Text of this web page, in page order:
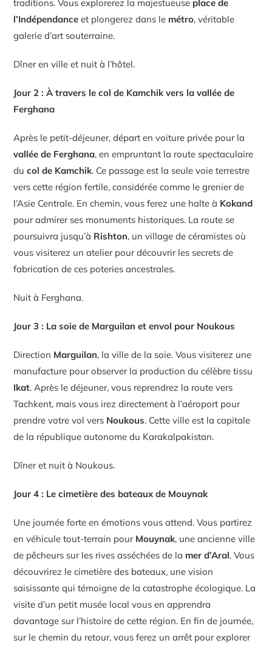
traditions. Vous explorerez la majestueuse place de
l’Indépendance et plongerez dans le métro, véritable
galerie d’art souterraine.
Dîner en ville et nuit à l’hôtel.
Jour 2 : À travers le col de Kamchik vers la vallée de
Ferghana
Après le petit-déjeuner, départ en voiture privée pour la
vallée de Ferghana, en empruntant la route spectaculaire
ducol de Kamchik. Ce passage est la seule voie terrestre
vers cette région fertile, considérée comme le grenier de
l’Asie Centrale. En chemin, vous ferez une halte à Kokand
pour admirer ses monuments historiques. La route se
poursuivra jusqu’à Rishton, un village de céramistes où
vous visiterez un atelier pour découvrir les secrets de
fabrication de ces poteries ancestrales.
Nuit à Ferghana.
Jour 3 : La soie de Marguilan et envol pour Noukous
Direction Marguilan, la ville de la soie. Vous visiterez une
manufacture pour observer la production du célèbre tissu
Ikat. Après le déjeuner, vous reprendrez la route vers
Tachkent, mais vous irez directement à l’aéroport pour
prendre votre vol vers Noukous. Cette ville est la capitale
de la république autonome du Karakalpakistan.
Dîner et nuit à Noukous.
Jour 4 : Le cimetière des bateaux de Mouynak
Une journée forte en émotions vous attend. Vous partirez
en véhicule tout-terrain pour Mouynak, une ancienne ville
de pêcheurs sur les rives asséchées de la mer d’Aral. Vous
découvrirez le cimetière des bateaux, une vision
saisissante qui témoigne de la catastrophe écologique. La
visite d’un petit musée local vous en apprendra
davantage sur l’histoire de cette région. En fin de journée,
sur le chemin du retour, vous ferez un arrêt pour explorer